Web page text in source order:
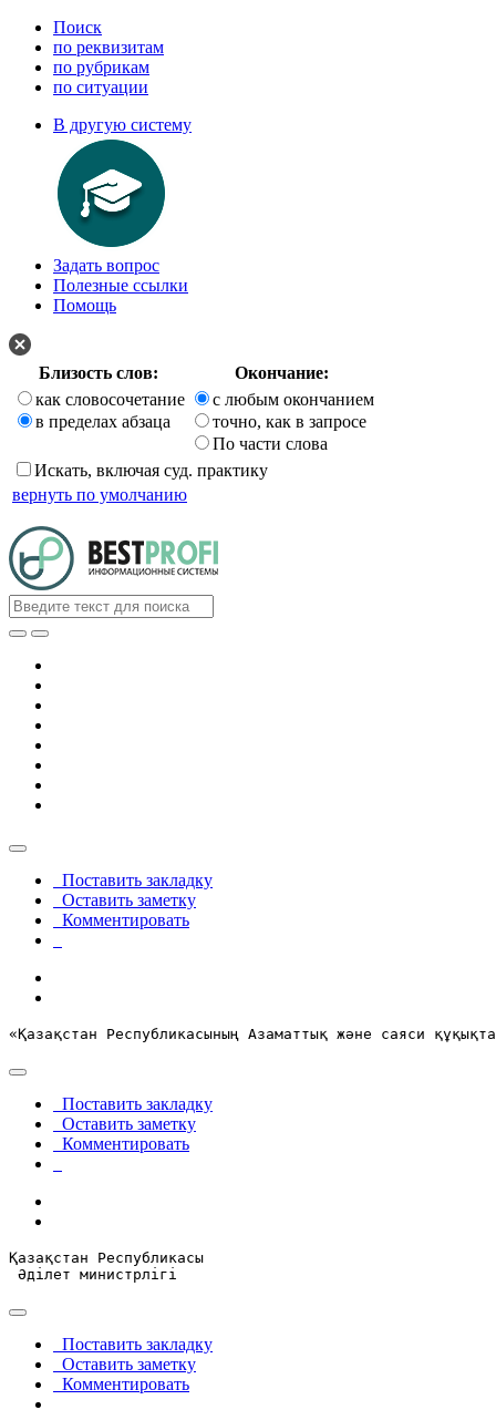
Поиск
по реквизитам
по рубрикам
по ситуации
В другую систему
Задать вопрос
Полезные ссылки
Помощь
Близость слов:
Окончание:
как словосочетание
в пределах абзаца
с любым окончанием
точно, как в запросе
По части слова
Искать, включая суд. практику
вернуть по умолчанию
Поставить закладку
Оставить заметку
Комментировать
«Қазақстан Республикасының Азаматтық және саяси
Поставить закладку
Оставить заметку
Комментировать
Қазақстан Республикасы
Әділет министрлігі
Поставить закладку
Оставить заметку
Комментировать